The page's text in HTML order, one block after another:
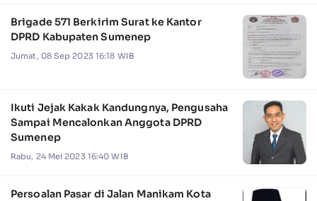
Brigade 571 Berkirim Surat ke Kantor
DPRD Kabupaten Sumenep
Jumat, 08 Sep 2023 16:18 WIB
Ikuti Jejak Kakak Kandungnya, Pengusaha
Sampai Mencalonkan Anggota DPRD
Sumenep
Rabu, 24 Mei 2023 16:40 WIB
Persoalan Pasar di Jalan Manikam Kota